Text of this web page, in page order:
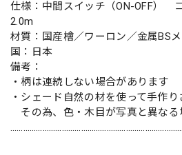
仕様：中間スイッチ（ON-OFF）
2.0m
材質：国産檜／ワーロン／金属BS
国：日本
備考：
・柄は連続しない場合があります
・シェード自然の材を使って手作り
その為、色・木目が写真と異なる